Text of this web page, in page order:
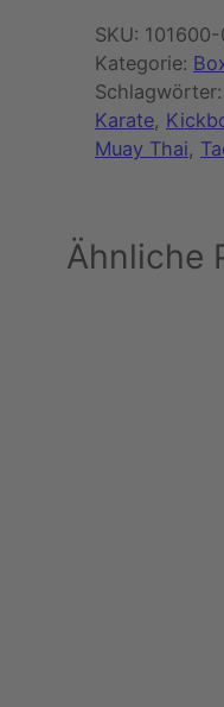
SKU:
Kategorie:
Schlagwörter:
Karate,
Muay Thai,
Ähnliche